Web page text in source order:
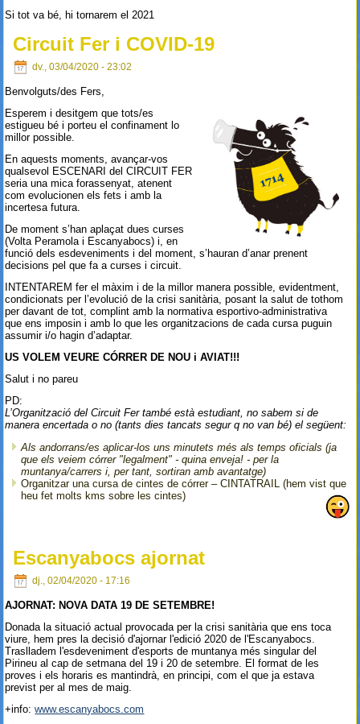
Si tot va bé, hi tornarem el 2021
Circuit Fer i COVID-19
dv., 03/04/2020 - 23:02
Benvolguts/des Fers,
Esperem i desitgem que tots/es
estigueu bé i porteu el confinament lo
millor possible.
En aquests moments, avançar-vos
qualsevol ESCENARI del CIRCUIT FER
seria una mica forassenyat, atenent
com evolucionen els fets i amb la
incertesa futura.
De moment s’han aplaçat dues curses
(Volta Peramola i Escanyabocs) i, en
funció dels esdeveniments i del moment, s’hauran d’anar prenent
decisions pel que fa a curses i circuit.
INTENTAREM fer el màxim i de la millor manera possible, evidentment,
condicionats per l’evolució de la crisi sanitària, posant la salut de tothom
per davant de tot, complint amb la normativa esportivo-administrativa
que ens imposin i amb lo que les organitzacions de cada cursa puguin
assumir i/o hagin d’adaptar.
US VOLEM VEURE CÓRRER DE NOU i AVIAT!!!
Salut i no pareu
PD:
L’Organització del Circuit Fer també està estudiant, no sabem si de
manera encertada o no (tants dies tancats segur q no van bé) el següent:
Als andorrans/es aplicar-los uns minutets més als temps oficials (ja
que els veiem córrer "legalment" - quina enveja! - per la
muntanya/carrers i, per tant, sortiran amb avantatge)
Organitzar una cursa de cintes de córrer – CINTATRAIL (hem vist que
heu fet molts kms sobre les cintes)
Escanyabocs ajornat
dj., 02/04/2020 - 17:16
AJORNAT: NOVA DATA 19 DE SETEMBRE!
Donada la situació actual provocada per la crisi sanitària que ens toca
viure, hem pres la decisió d'ajornar l'edició 2020 de l'Escanyabocs.
Traslladem l'esdeveniment d'esports de muntanya més singular del
Pirineu al cap de setmana del 19 i 20 de setembre. El format de les
proves i els horaris es mantindrà, en principi, com el que ja estava
previst per al mes de maig.
+info:www.escanyabocs.com